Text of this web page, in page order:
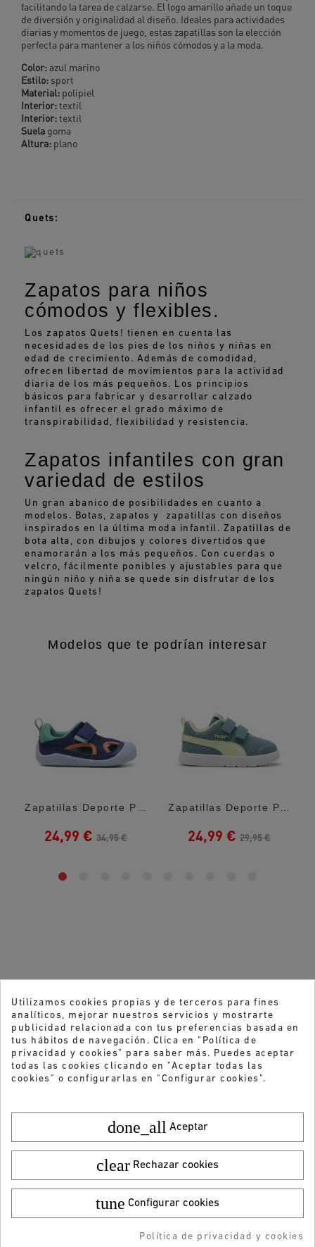
facilitando la tarea de calzarse. El logo amarillo añade un toque
de diversión y originalidad al diseño. Ideales para actividades
diarias y momentos de juego, estas zapatillas son la elección
perfecta para mantener a los niños cómodos y a la moda.
Color: azul marino
Estilo: sport
Material: polipiel
Interior:textil
Interior:textil
Suela goma
Altura: plano
Talla: 27
39,95 €
AÑADIR AL CARRITO
RESERVAR
Quets:
Zapatos para niños
cómodos y flexibles.
Los zapatos Quets! tienen en cuenta las
necesidades de los pies de los niños y niñas en
edad de crecimiento. Además de comodidad,
ofrecen libertad de movimientos para la actividad
diaria de los más pequeños. Los principios
básicos para fabricar y desarrollar calzado
infantil es ofrecer el grado máximo de
transpirabilidad, flexibilidad y resistencia.
Zapatos infantiles con gran
variedad de estilos
Un gran abanico de posibilidades en cuanto a
modelos. Botas, zapatos y zapatillas con diseños
inspirados en la última moda infantil. Zapatillas de
bota alta, con dibujos y colores divertidos que
enamorarán a los más pequeños. Con cuerdas o
velcro, fácilmente ponibles y ajustables para que
ningún niño y niña se quede sin disfrutar de los
zapatos Quets!
Modelos que te podrían interesar
Zapatillas Deporte Puma Kitten Summer V...
24,99 € 34,95 €
Zapatillas Deporte Puma Courtflex Green...
24,99 € 29,95 €
novedades?
-5% DTO + Envío Gratis
Utilizamos cookies propias y de terceros para fines
analíticos, mejorar nuestros servicios y mostrarte
publicidad relacionada con tus preferencias basada en
tus hábitos de navegación. Clica en "Política de
privacidad y cookies" para saber más. Puedes aceptar
todas las cookies clicando en "Aceptar todas las
cookies" o configurarlas en "Configurar cookies".
done_all Aceptar
clear Rechazar cookies
tune Configurar cookies
Política de privacidad y cookies